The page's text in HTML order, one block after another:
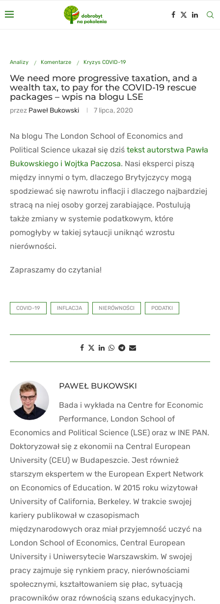
Analizy Komentarze Kryzys COVID-19
We need more progressive taxation, and a
wealth tax, to pay for the COVID-19 rescue
packages – wpis na blogu LSE
przez Paweł Bukowski 7 lipca, 2020
Na blogu The London School of Economics and
Political Science ukazał się dziś tekst autorstwa Pawła
Bukowskiego i Wojtka Paczosa. Nasi eksperci piszą
między innymi o tym, dlaczego Brytyjczycy mogą
spodziewać się nawrotu inflacji i dlaczego najbardziej
stracą na niej osoby gorzej zarabiające. Postulują
także zmiany w systemie podatkowym, które
pomogłyby w takiej sytaucji uniknąć wzrostu
nierówności.
Zapraszamy do czytania!
COVID-19 INFLACJA NIERÓWNOŚCI PODATKI
PAWEŁ BUKOWSKI
Bada i wykłada na Centre for Economic
Performance, London School of
Economics and Political Science (LSE) oraz w INE PAN.
Doktoryzował się z ekonomii na Central European
University (CEU) w Budapeszcie. Jest również
starszym ekspertem w the European Expert Network
on Economics of Education. W 2015 roku wizytował
University of California, Berkeley. W trakcie swojej
kariery publikował w czasopismach
międzynarodowych oraz miał przyjemność uczyć na
London School of Economics, Central European
University i Uniwersytecie Warszawskim. W swojej
pracy zajmuje się rynkiem pracy, nierównościami
społecznymi, kształtowaniem się płac, sytuacją
pracowników oraz równością szans edukacyjnych.